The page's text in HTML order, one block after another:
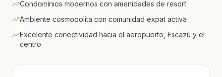
Condominios modernos con amenidades de resort
Ambiente cosmopolita con comunidad expat activa
Excelente conectividad hacia el aeropuerto, Escazú y el
centro